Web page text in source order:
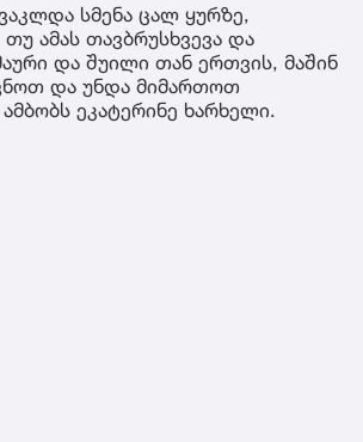
სმენა ცალ ყურზე,
ამას თავბრუსხვევა და
და შუილი თან ერთვის, მაშინ
და უნდა მიმართოთ
ეკატერინე ხარხელი.